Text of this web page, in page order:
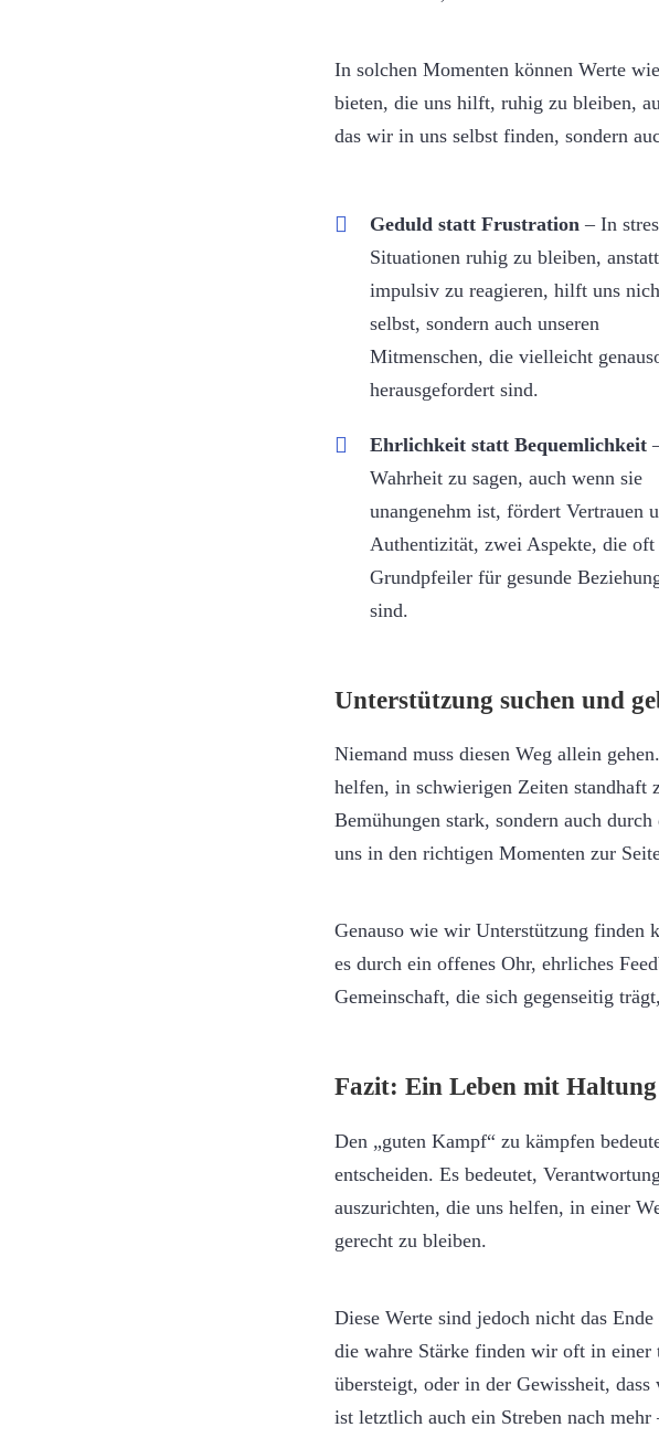
In solchen Momenten können Werte
bieten, die uns hilft, ruhig zu bleiben,
das wir in uns selbst finden, sondern
Geduld statt Frustration – In
Situationen ruhig zu bleiben, anstatt
impulsiv zu reagieren, hilft uns
selbst, sondern auch unseren
Mitmenschen, die vielleicht
herausgefordert sind.
Ehrlichkeit statt Bequemlichkeit
Wahrheit zu sagen, auch wenn sie
unangenehm ist, fördert Vertrauen
Authentizität, zwei Aspekte, die oft
Grundpfeiler für gesunde
sind.
Unterstützung suchen und
Niemand muss diesen Weg allein
helfen, in schwierigen Zeiten standhaft
Bemühungen stark, sondern auch
uns in den richtigen Momenten zur
Genauso wie wir Unterstützung finden
es durch ein offenes Ohr, ehrliches
Gemeinschaft, die sich gegenseitig
Fazit: Ein Leben mit
Den „guten Kampf“ zu kämpfen
entscheiden. Es bedeutet,
auszurichten, die uns helfen, in einer
gerecht zu bleiben.
Diese Werte sind jedoch nicht das
die wahre Stärke finden wir oft in einer
übersteigt, oder in der Gewissheit,
ist letztlich auch ein Streben nach